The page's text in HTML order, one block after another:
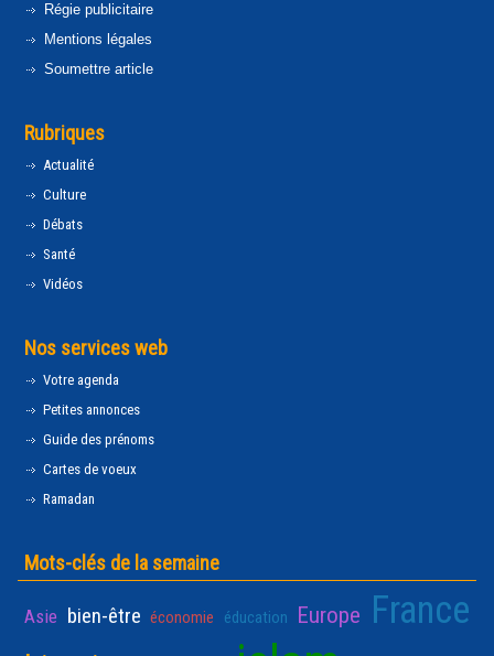
Régie publicitaire
Mentions légales
Soumettre article
Rubriques
Actualité
Culture
Débats
Santé
Vidéos
Nos services web
Votre agenda
Petites annonces
Guide des prénoms
Cartes de voeux
Ramadan
Mots-clés de la semaine
Asie bien-être économie éducation Europe France